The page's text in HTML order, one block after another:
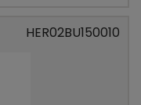
HER02BU150010